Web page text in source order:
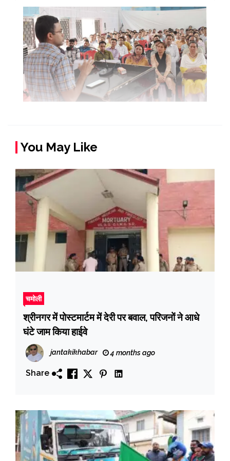
You May Like
चमोली
श्रीनगर में पोस्टमार्टम में देरी पर बवाल, परिजनों ने आधे
घंटे जाम किया हाईवे
jantakikhabar 4 months ago
Share